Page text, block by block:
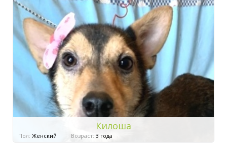
Килоша
Пол: Женский Возраст: 3 года